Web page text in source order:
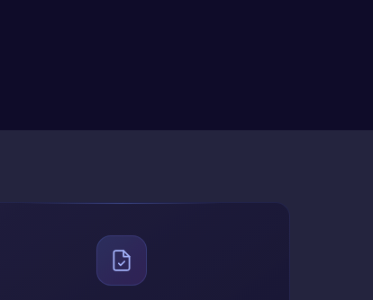
сельское
могут